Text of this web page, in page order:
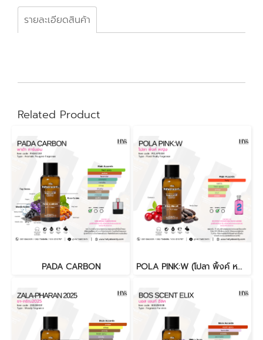
รายละเอียดสินค้า
Related Product
PADA CARBON POLA PINK:W (โปลา พิ้งค์ หญิง)